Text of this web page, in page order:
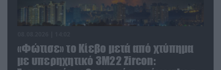
«Φώτισε» το Κίεβο μετά από χτύπημα
με υπερηχητικό 3M22 Zircon: